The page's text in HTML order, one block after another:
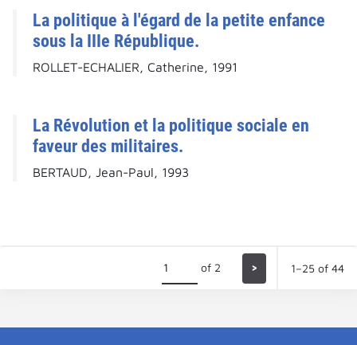
La politique à l'égard de la petite enfance
sous la IIIe République.
ROLLET-ECHALIER, Catherine, 1991
La Révolution et la politique sociale en
faveur des militaires.
BERTAUD, Jean-Paul, 1993
of 2 > 1–25 of 44